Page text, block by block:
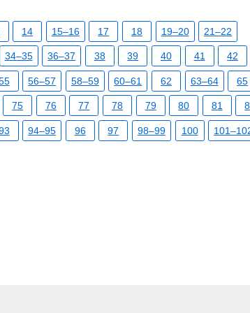
14 15–16 17 18 19–20 21–22
34–35 36–37 38 39 40 41 42
56–57 58–59 60–61 62 63–64 65
75 76 77 78 79 80 81
94–95 96 97 98–99 100